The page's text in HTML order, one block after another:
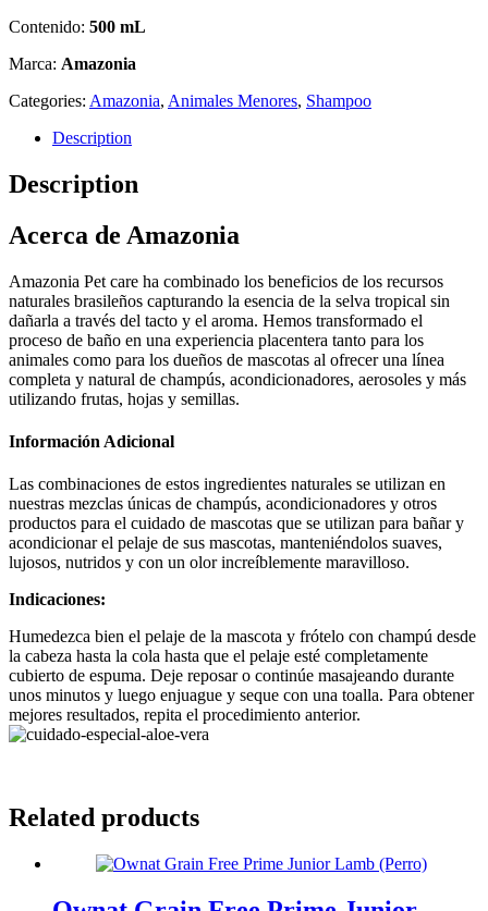
Contenido: 500 mL
Marca: Amazonia
Categories: Amazonia, Animales Menores, Shampoo
Description
Description
Acerca de Amazonia
Amazonia Pet care ha combinado los beneficios de los recursos
naturales brasileños capturando la esencia de la selva tropical sin
dañarla a través del tacto y el aroma. Hemos transformado el
proceso de baño en una experiencia placentera tanto para los
animales como para los dueños de mascotas al ofrecer una línea
completa y natural de champús, acondicionadores, aerosoles y más
utilizando frutas, hojas y semillas.
Información Adicional
Las combinaciones de estos ingredientes naturales se utilizan en
nuestras mezclas únicas de champús, acondicionadores y otros
productos para el cuidado de mascotas que se utilizan para bañar y
acondicionar el pelaje de sus mascotas, manteniéndolos suaves,
lujosos, nutridos y con un olor increíblemente maravilloso.
Indicaciones:
Humedezca bien el pelaje de la mascota y frótelo con champú desde
la cabeza hasta la cola hasta que el pelaje esté completamente
cubierto de espuma. Deje reposar o continúe masajeando durante
unos minutos y luego enjuague y seque con una toalla. Para obtener
mejores resultados, repita el procedimiento anterior.
Related products